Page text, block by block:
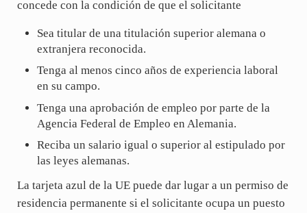
concede con la condición de que el solicitante
Sea titular de una titulación superior alemana o
extranjera reconocida.
Tenga al menos cinco años de experiencia laboral
en su campo.
Tenga una aprobación de empleo por parte de la
Agencia Federal de Empleo en Alemania.
Reciba un salario igual o superior al estipulado por
las leyes alemanas.
La tarjeta azul de la UE puede dar lugar a un permiso de
residencia permanente si el solicitante ocupa un puesto